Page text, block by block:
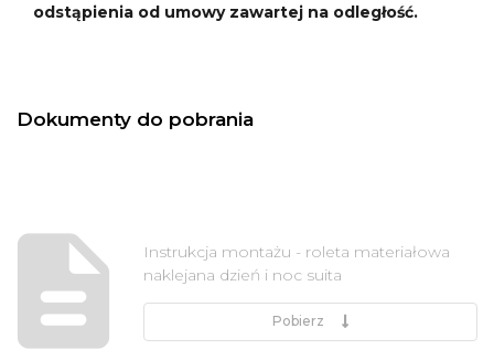
odstąpienia od umowy zawartej na odległość.
Dokumenty do pobrania
Instrukcja montażu - roleta materiałowa
naklejana dzień i noc suita
Pobierz